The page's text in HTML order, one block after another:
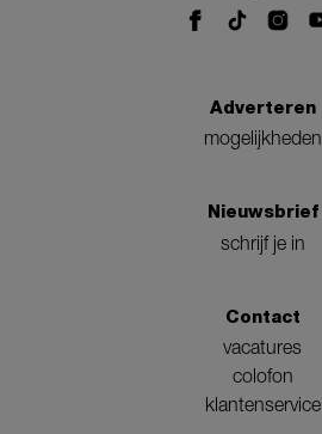
Adverteren
mogelijkheden
Nieuwsbrief
schrijf je in
Contact
vacatures
colofon
klantenservice